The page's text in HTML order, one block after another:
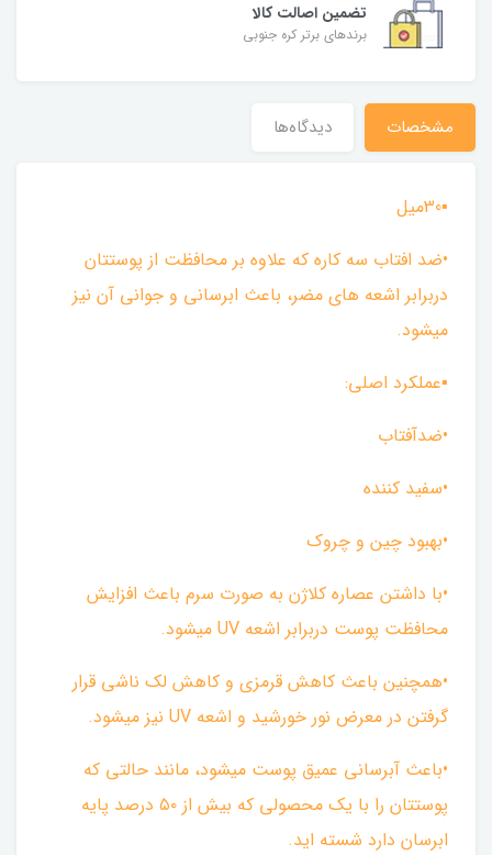
تضمین اصالت کالا
برندهای برتر کره جنوبی
مشخصات دیدگاه‌ها
▪︎30میل
•ضد افتاب سه کاره که علاوه بر محافظت از پوستتان
دربرابر اشعه های مضر، باعث ابرسانی و جوانی آن نیز
میشود.
▪︎عملکرد اصلی:
•ضدآفتاب
•سفید کننده
•بهبود چین و چروک
•با داشتن عصاره کلاژن به صورت سرم باعث افزایش
محافظت پوست دربرابر اشعه UV میشود.
•همچنین باعث کاهش قرمزی و کاهش لک ناشی قرار
گرفتن در معرض نور خورشید و اشعه UV نیز میشود.
•باعث آبرسانی عمیق پوست میشود، مانند حالتی که
پوستتان را با یک محصولی که بیش از ۵۰ درصد پایه
ابرسان دارد شسته اید.